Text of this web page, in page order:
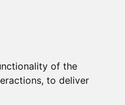
of the
, to deliver